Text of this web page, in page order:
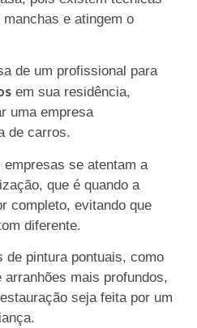
e atingem o
de um profissional para
em sua residência,
uma empresa
de carros.
se atentam a
que é quando a
completo, evitando que
diferente.
de pintura pontuais, como
mais profundos,
seja feita por um